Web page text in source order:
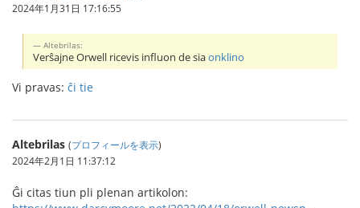
2024年1月31日 17:16:55
Altebrilas:
Verŝajne Orwell ricevis influon de siaonklino
Vi pravas: ĉi tie
Altebrilas (プロフィールを表示)
2024年2月1日 11:37:12
Ĝi citas tiun pli plenan artikolon: